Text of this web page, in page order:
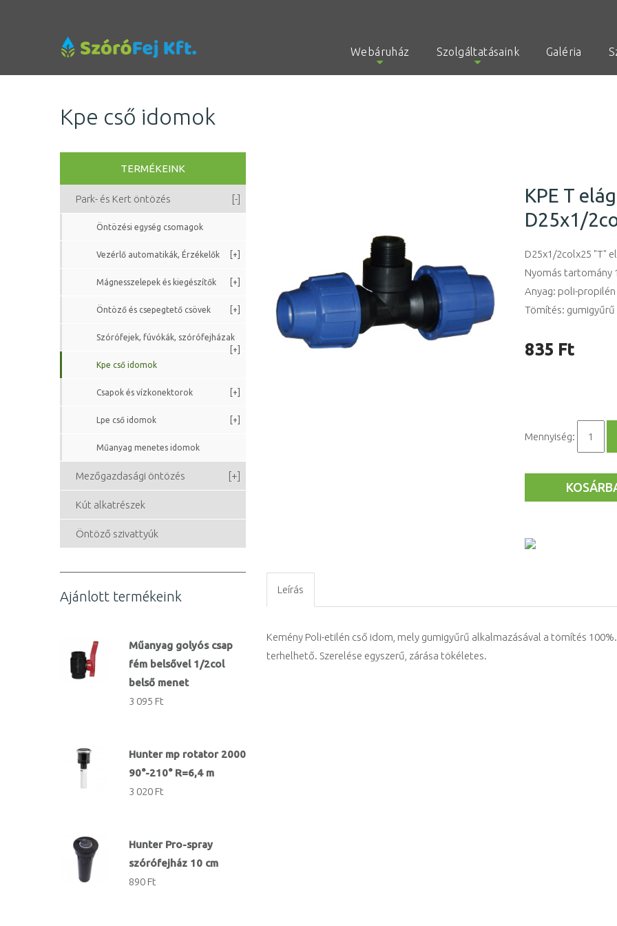
Webáruház Szolgáltatásaink Galéria
Kpe cső idomok
TERMÉKEINK
Park- és Kert öntözés [-]
Öntözési egység csomagok
Vezérlő automatikák, Érzékelők [+]
Mágnesszelepek és kiegészítők [+]
Öntöző és csepegtető csövek [+]
Szórófejek, fúvókák, szórófejházak
[+]
Kpe cső idomok
Csapok és vízkonektorok [+]
Lpe cső idomok [+]
Műanyag menetes idomok
Mezőgazdasági öntözés [+]
Kút alkatrészek
Öntöző szivattyúk
Ajánlott termékeink
Műanyag golyós csap
fém belsővel 1/2col
belső menet
3 095 Ft
Hunter mp rotator 2000
90°-210° R=6,4 m
3 020 Ft
Hunter Pro-spray
szórófejház 10 cm
890 Ft
KPE T
D25x1/
D25x1/2colx25 "T"
Nyomás tartomány
Anyag: poli-propilén
Tömítés: gumigyűrű
835 Ft
Mennyiség:
Leírás
Kemény Poli-etilén cső idom, mely gumigyűrű alkalmazásával a tömítés
terhelhető. Szerelése egyszerű, zárása tökéletes.